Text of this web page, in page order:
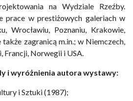
na Wydziale Rzeźby.
prace w prestiżowych galeriach w
Wrocławiu, Poznaniu, Krakowie,
także zagranicą m.in.; w Niemczech,
Francji, Norwegii i USA.
i wyróżnienia autora wystawy:
i Sztuki (1987);